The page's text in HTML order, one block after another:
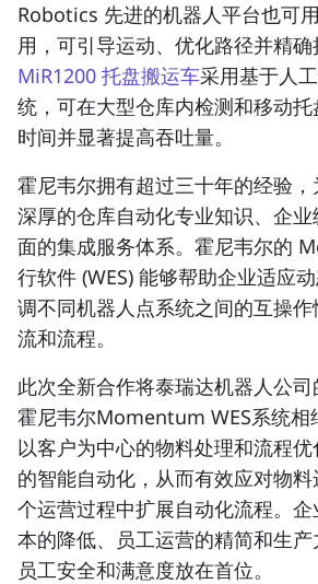
Robotics 先进的机器人平台也可
用，可引导运动、优化路径并精
MiR1200 托盘搬运车采用基于人
统，可在大型仓库内检测和移动
时间并显著提高吞吐量。
霍尼韦尔拥有超过三十年的经验
深厚的仓库自动化专业知识、企
面的集成服务体系。霍尼韦尔的
行软件 (WES) 能够帮助企业适应
调不同机器人点系统之间的互操
流和流程。
此次全新合作将泰瑞达机器人公
霍尼韦尔Momentum WES系统相
以客户为中心的物料处理和流程
的智能自动化，从而有效应对物
个运营过程中扩展自动化流程。
本的降低、员工运营的精简和生
员工安全和满意度放在首位。